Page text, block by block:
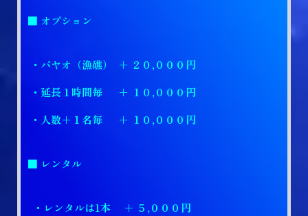
■ オプション
・パヤオ（漁礁） ＋ ２０,０００円
・延長１時間毎 ＋ １０,０００円
・人数＋１名毎 ＋ １０,０００円
■ レンタル
・レンタルは1本 ＋ ５,０００円